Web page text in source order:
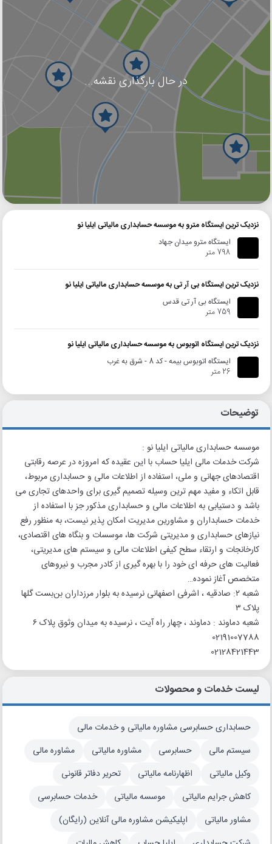
در حال بارگذاری نقشه...
گوگل
نزدیک ترین ایستگاه مترو به موسسه حسابداری مالیاتی ایلیا نو
ایستگاه مترو میدان جهاد
798 متر
نزدیک ترین ایستگاه بی آر تی به موسسه حسابداری مالیاتی ایلیا نو
ایستگاه بی آر تی قدس
759 متر
نزدیک ترین ایستگاه اتوبوس به موسسه حسابداری مالیاتی ایلیا نو
ایستگاه اتوبوس بیمه - کد 8 - شرق به غرب
26 متر
توضیحات
موسسه حسابداری مالیاتی ایلیا نو :
شرکت خدمات مالی ایلیا حساب با این عقیده که امروزه در عرصه رقابتی
اقتصادهای جهانی و ملی، استفاده از اطلاعات مالی و حسابداری مربوط،
قابل اتکاء و مفید مهم ترین وسیله تصمیم گیری برای واحدهای تجاری می
باشد و دستیابی به اطلاعات مالی و حسابداری مذکور جز با استفاده از
خدمات حسابداران و مشاورین مدیریت امکان پذیر نیست، به منظور رفع
نیازهای حسابداری و مدیریتی شرکت ‏ها، موسسات و بنگاه های اقتصادی،
کارخانجات و ارتقاء سطح کیفی اطلاعات مالی و سیستم های مدیریتی،
فعالیت های حرفه ای خود را با بهره گیری از کادر مجرب و نیروهای
متخصص آغاز نموده…
شعبه ۲: صادقیه ، اشرفی اصفهانی نرسیده به بلوار مرزداران بن‌بست گلها
پلاک ۳
شعبه دماوند : دماوند ، چهار راه آیت ، نرسیده به میدان وثوق پلاک ۶
02191007788
02128421443
لیست خدمات و محصولات
حسابداری حسابرسی مشاوره مالیاتی و خدمات مالی
سیستم مالی
حسابرسی مشاوره مالیاتی
مشاوره مالی
وکیل مالیاتی
اظهارنامه مالیاتی
تحریر دفاتر قانونی
کاهش جرایم مالیاتی
موسسه مالیاتی
خدمات حسابرسی
مشاور مالیاتی
اپلیکیشن مشاوره مالی آنلاین (رایگان)